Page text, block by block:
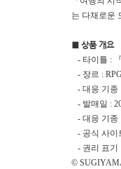
는 다채로운
■ 상품 개요
- 타이틀 :
- 장르 : RPG
- 대응 기종
- 발매일 :
- 대응 기종
- 공식 사이
- 권리 표기
©